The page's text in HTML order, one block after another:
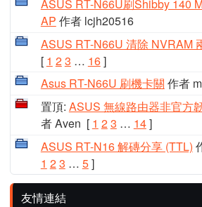
ASUS RT-N66U刷Shibby 140
AP 作者 lcjh20516
ASUS RT-N66U 清除 NVRAM
[ 1 23 … 16]
Asus RT-N66U 刷機卡關 作者
置頂: ASUS 無線路由器非官方
者 Aven [ 1 23 … 14]
ASUS RT-N16 解磚分享 (TTL)
1 23 … 5]
友情連結